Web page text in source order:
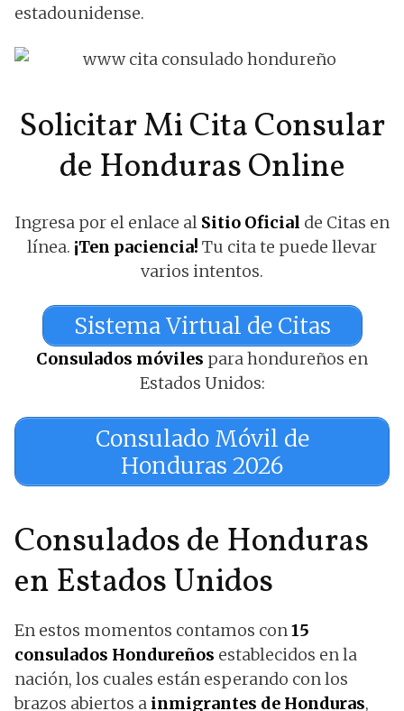
estadounidense.
Solicitar Mi Cita Consular
de Honduras Online
Ingresa por el enlace al Sitio Oficial de Citas en
línea. ¡Ten paciencia! Tu cita te puede llevar
varios intentos.
Sistema Virtual de Citas
Consulados móviles para hondureños en
Estados Unidos:
Consulado Móvil de
Honduras 2026
Consulados de Honduras
en Estados Unidos
En estos momentos contamos con15
consulados Hondureños establecidos en la
nación, los cuales están esperando con los
brazos abiertos a inmigrantes de Honduras,